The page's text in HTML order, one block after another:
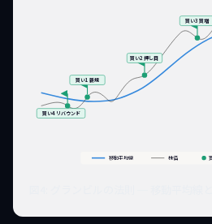
買い1 新規
買い2 押し目
買い3 買増
買い4 リバウンド
移動平均線 株価